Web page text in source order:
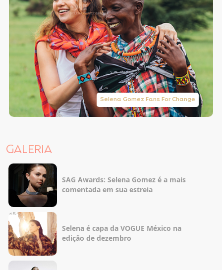
Selena Gomez Fans For Change
GALERIA
SAG Awards: Selena Gomez é a mais
comentada em sua estreia
Selena é capa da VOGUE México na
edição de dezembro